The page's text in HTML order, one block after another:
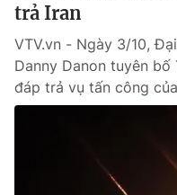
Xã hội
Pháp luật
trả Iran
VTV.vn - Ngày 3/10,
Danny Danon tuyên
đáp trả vụ tấn công